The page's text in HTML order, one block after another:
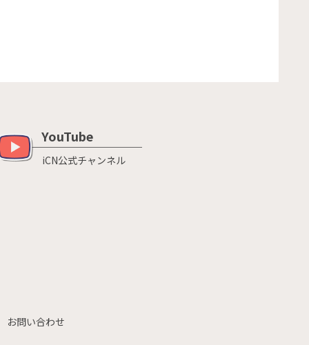
YouTube
iCN公式チャンネル
お問い合わせ